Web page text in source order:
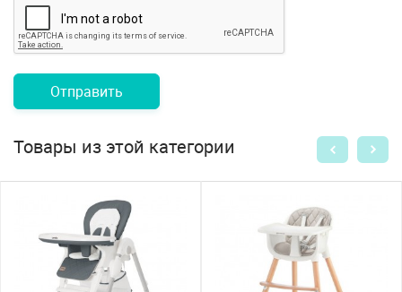
Отправить
Товары из этой категории